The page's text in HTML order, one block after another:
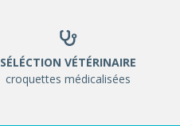
SÉLÉCTION VÉTÉRINAIRE
croquettes médicalisées